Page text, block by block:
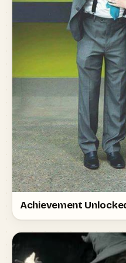
Achievement